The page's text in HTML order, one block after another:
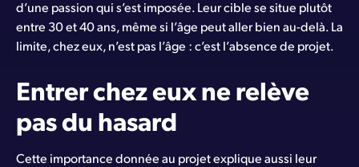
d’une passion qui s’est imposée. Leur cible se situe plutôt
entre 30 et 40 ans, même si l’âge peut aller bien au-delà. La
limite, chez eux, n’est pas l’âge : c’est l’absence de projet.
Entrer chez eux ne relève
pas du hasard
Cette importance donnée au projet explique aussi leur